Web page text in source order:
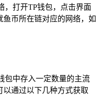
，打开TP钱包，点击界面
币所在链对应的网络，如
包中存入一定数量的主流
通过以下几种方式获取